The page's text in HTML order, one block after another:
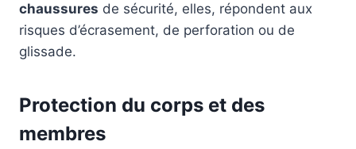
chaussures de sécurité, elles, répondent aux
risques d’écrasement, de perforation ou de
glissade.
Protection du corps et des
membres